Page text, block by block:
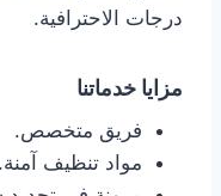
درجات الاحترافية.
مزايا خدماتنا
فريق متخصص.
مواد تنظيف آمنة.